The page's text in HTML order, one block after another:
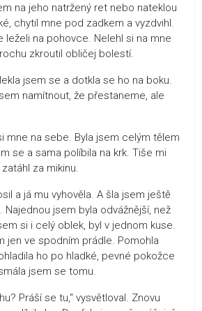
na jeho natržený ret nebo nateklou
chytil mne pod zadkem a vyzdvihl.
leželi na pohovce. Nelehl si na mne
zkroutil obličej bolestí.
jsem se a dotkla se ho na boku.
namítnout, že přestaneme, ale
mne na sebe. Byla jsem celým tělem
se a sama políbila na krk. Tiše mi
za mikinu.
a já mu vyhověla. A šla jsem ještě
Najednou jsem byla odvážnější, než
si i celý oblek, byl v jednom kuse.
jen ve spodním prádle. Pomohla
ho po hladké, pevné pokožce
jsem se tomu.
Práší se tu,“ vysvětloval. Znovu